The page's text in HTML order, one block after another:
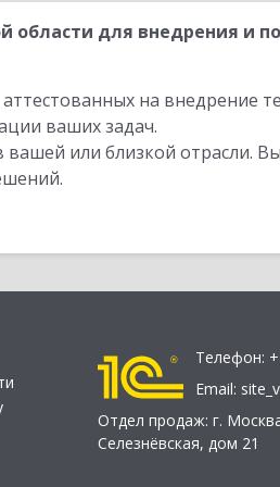
для внедрения и
на внедрение
ваших задач.
или близкой отрасли.
Телефон:
Email:
Отдел продаж: г.
Селезнёвская, дом 21